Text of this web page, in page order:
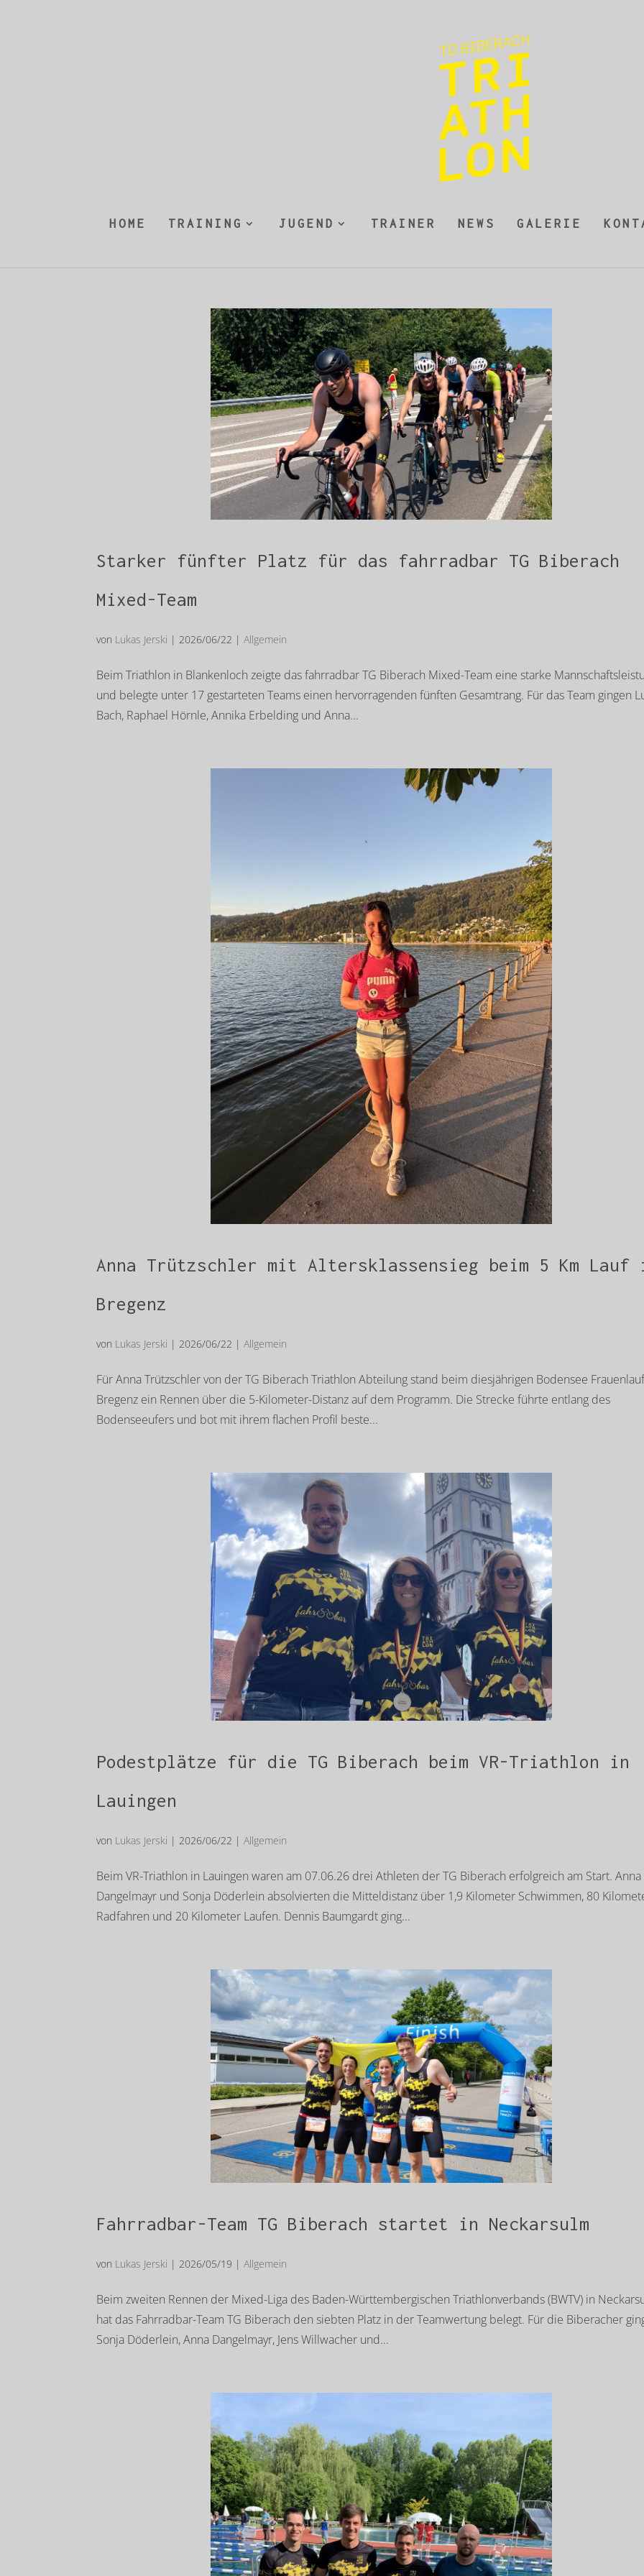
HOME TRAINING JUGEND TRAINER NEWS GALERIE
Starker fünfter Platz für das fahrradbar TG Biberach
Mixed-Team
von Lukas Jerski |2026/06/22 |Allgemein
Beim Triathlon in Blankenloch zeigte das fahrradbar TG Biberach Mixed-Team eine starke
und belegte unter 17 gestarteten Teams einen hervorragenden fünften Gesamtrang. Für das Team gingen
Bach, Raphael Hörnle, Annika Erbelding und Anna...
Anna Trützschler mit Altersklassensieg beim 5 Km Lauf
Bregenz
von Lukas Jerski | 2026/06/22 |Allgemein
Für Anna Trützschler von der TG Biberach Triathlon Abteilung stand beim diesjährigen Bodensee
Bregenz ein Rennen über die 5-Kilometer-Distanz auf dem Programm. Die Strecke führte entlang des
Bodenseeufers und bot mit ihrem flachen Profil beste...
Podestplätze für die TG Biberach beim VR-Triathlon in
Lauingen
von Lukas Jerski | 2026/06/22 |Allgemein
Beim VR-Triathlon in Lauingen waren am 07.06.26 drei Athleten der TG Biberach erfolgreich am Start. Anna
Dangelmayr und Sonja Döderlein absolvierten die Mitteldistanz über 1,9 Kilometer Schwimmen, 80
Radfahren und 20 Kilometer Laufen. Dennis Baumgardt ging...
Fahrradbar-Team TG Biberach startet in Neckarsulm
von Lukas Jerski | 2026/05/19 |Allgemein
Beim zweiten Rennen der Mixed-Liga des Baden-Württembergischen Triathlonverbands (BWTV) in
hat das Fahrradbar-Team TG Biberach den siebten Platz in der Teamwertung belegt. Für die Biberacher
Sonja Döderlein, Anna Dangelmayr, Jens Willwacher und...